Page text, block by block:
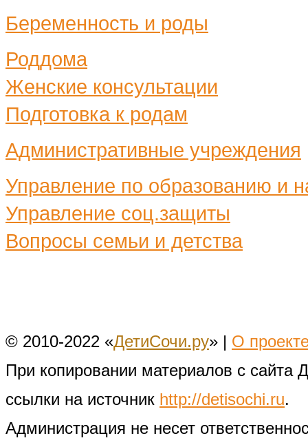
Беременность и роды
Роддома
Женские консультации
Подготовка к родам
Административные учреждения
Управление по образованию и
Управление соц.защиты
Вопросы семьи и детства
© 2010-2022 «ДетиСочи.ру» | О
При копировании материалов с сайта
ссылки на источник http://detisochi.ru.
Администрация не несет